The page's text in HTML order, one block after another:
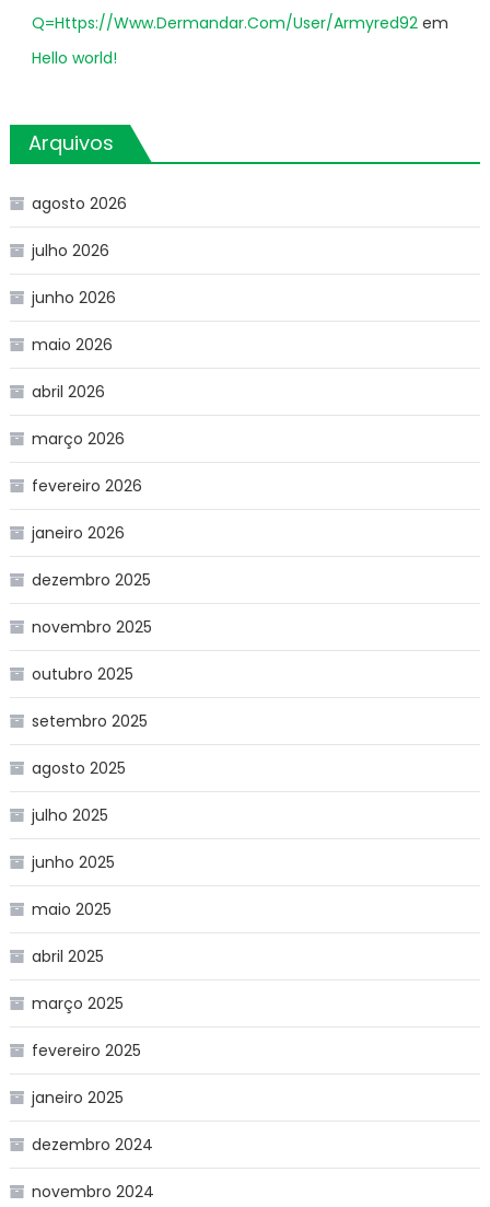
Q=Https://Www.Dermandar.Com/User/Armyred92em
Hello world!
Arquivos
agosto 2026
julho 2026
junho 2026
maio 2026
abril 2026
março 2026
fevereiro 2026
janeiro 2026
dezembro 2025
novembro 2025
outubro 2025
setembro 2025
agosto 2025
julho 2025
junho 2025
maio 2025
abril 2025
março 2025
fevereiro 2025
janeiro 2025
dezembro 2024
novembro 2024